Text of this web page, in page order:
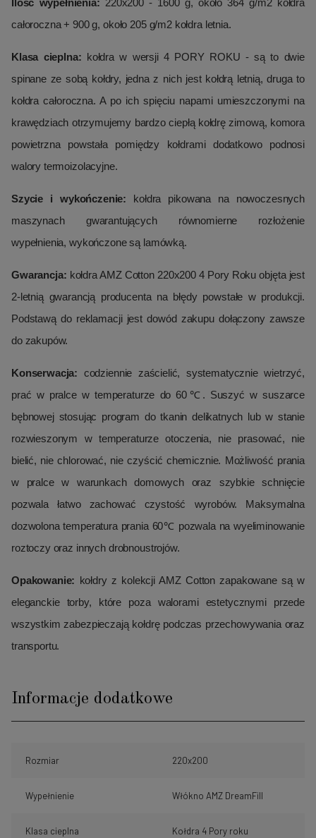
Ilość wypełnienia: 220x200 - 1600 g, około 364 g/m2 kołdra
całoroczna + 900 g, około 205 g/m2 kołdra letnia.
Klasa cieplna: kołdra w wersji 4 PORY ROKU - są to dwie
spinane ze sobą kołdry, jedna z nich jest kołdrą letnią, druga to
kołdra całoroczna. A po ich spięciu napami umieszczonymi na
krawędziach otrzymujemy bardzo ciepłą kołdrę zimową, komora
powietrzna powstała pomiędzy kołdrami dodatkowo podnosi
walory termoizolacyjne.
Szycie i wykończenie: kołdra pikowana na nowoczesnych
maszynach gwarantujących równomierne rozłożenie
wypełnienia, wykończone są lamówką.
Gwarancja: kołdra AMZ Cotton 220x200 4 Pory Roku objęta jest
2-letnią gwarancją producenta na błędy powstałe w produkcji.
Podstawą do reklamacji jest dowód zakupu dołączony zawsze
do zakupów.
Konserwacja: codziennie zaścielić, systematycznie wietrzyć,
prać w pralce w temperaturze do 60℃. Suszyć w suszarce
bębnowej stosując program do tkanin delikatnych lub w stanie
rozwieszonym w temperaturze otoczenia, nie prasować, nie
bielić, nie chlorować, nie czyścić chemicznie. Możliwość prania
w pralce w warunkach domowych oraz szybkie schnięcie
pozwala łatwo zachować czystość wyrobów. Maksymalna
dozwolona temperatura prania 60℃ pozwala na wyeliminowanie
roztoczy oraz innych drobnoustrojów.
Opakowanie: kołdry z kolekcji AMZ Cotton zapakowane są w
eleganckie torby, które poza walorami estetycznymi przede
wszystkim zabezpieczają kołdrę podczas przechowywania oraz
transportu.
Informacje dodatkowe
Rozmiar 220x200
Wypełnienie Włókno AMZ DreamFill
Klasa cieplna Kołdra 4 Pory roku